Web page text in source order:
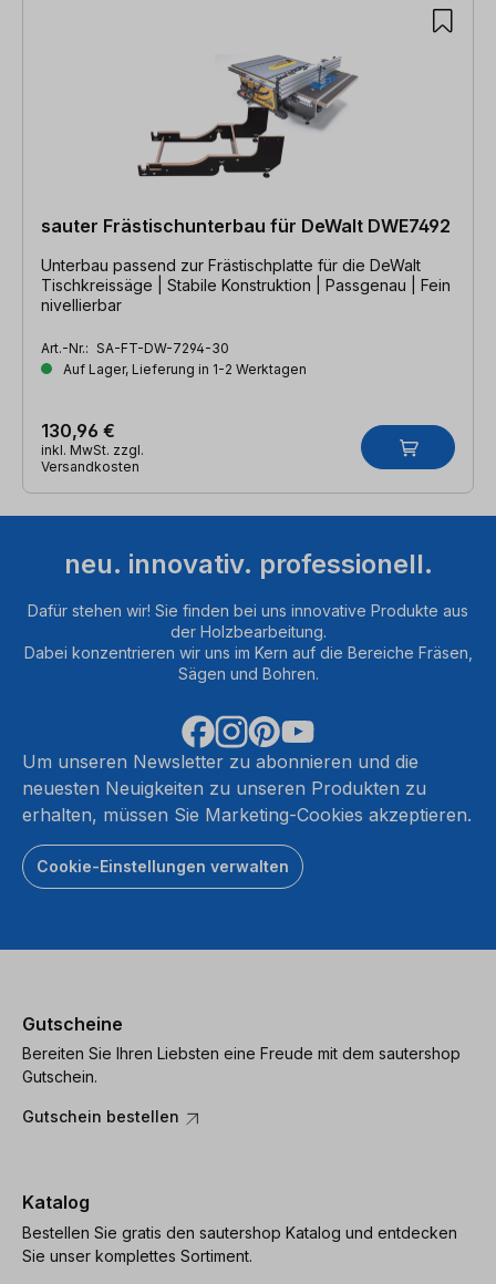
sauter Frästischunterbau für DeWalt DWE7492
Unterbau passend zur Frästischplatte für die DeWalt
Tischkreissäge | Stabile Konstruktion | Passgenau | Fein
nivellierbar
Art.-Nr.: SA-FT-DW-7294-30
Auf Lager, Lieferung in 1-2 Werktagen
130,96 €
inkl. MwSt. zzgl.
Versandkosten
neu. innovativ. professionell.
Dafür stehen wir! Sie finden bei uns innovative Produkte aus
der Holzbearbeitung.
Dabei konzentrieren wir uns im Kern auf die Bereiche Fräsen,
Sägen und Bohren.
Um unseren Newsletter zu abonnieren und die
neuesten Neuigkeiten zu unseren Produkten zu
erhalten, müssen Sie Marketing-Cookies akzeptieren.
Cookie-Einstellungen verwalten
Gutscheine
Bereiten Sie Ihren Liebsten eine Freude mit dem sautershop
Gutschein.
Gutschein bestellen
Katalog
Bestellen Sie gratis den sautershop Katalog und entdecken
Sie unser komplettes Sortiment.